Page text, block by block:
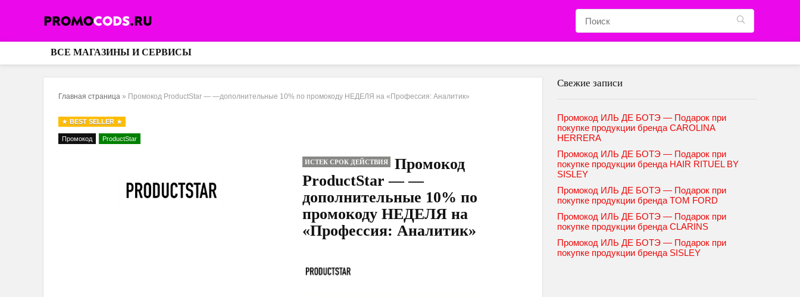
ВСЕ МАГАЗИНЫ И СЕРВИСЫ
Главная страница » Промокод ProductStar — —дополнительные 10% по промокоду НЕДЕЛЯ на «Профессия: Аналитик»
BEST SELLER
Промокод ProductStar
ИСТЕК СРОК ДЕЙСТВИЯ
Промокод
ProductStar — —
дополнительные 10% по
промокоду НЕДЕЛЯ на
«Профессия: Аналитик»
Свежие записи
Промокод ИЛЬ ДЕ БОТЭ — Подарок при
покупке продукции бренда CAROLINA
HERRERA
Промокод ИЛЬ ДЕ БОТЭ — Подарок при
покупке продукции бренда HAIR RITUEL BY
SISLEY
Промокод ИЛЬ ДЕ БОТЭ — Подарок при
покупке продукции бренда TOM FORD
Промокод ИЛЬ ДЕ БОТЭ — Подарок при
покупке продукции бренда CLARINS
Промокод ИЛЬ ДЕ БОТЭ — Подарок при
покупке продукции бренда SISLEY